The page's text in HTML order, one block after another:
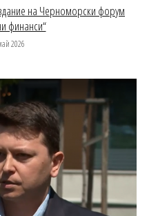
на Черноморски форум
финанси“
2026